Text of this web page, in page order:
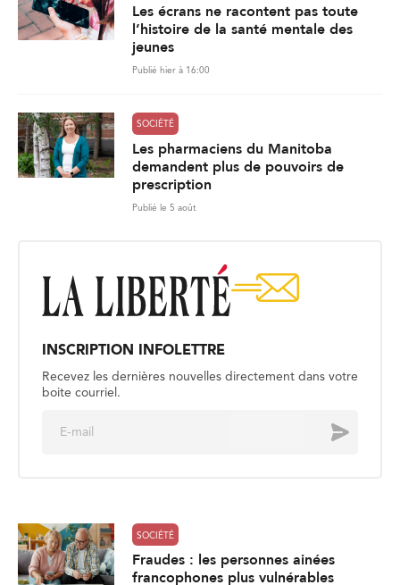
Les écrans ne racontent pas toute
l’histoire de la santé mentale des
jeunes
Publié hier à 16:00
SOCIÉTÉ
Les pharmaciens du Manitoba
demandent plus de pouvoirs de
prescription
Publié le 5 août
INSCRIPTION INFOLETTRE
Recevez les dernières nouvelles directement dans votre
boite courriel.
Envoyer
SOCIÉTÉ
Fraudes : les personnes ainées
francophones plus vulnérables